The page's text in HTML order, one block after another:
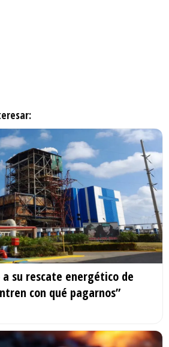
a su rescate energético de
con qué pagarnos”